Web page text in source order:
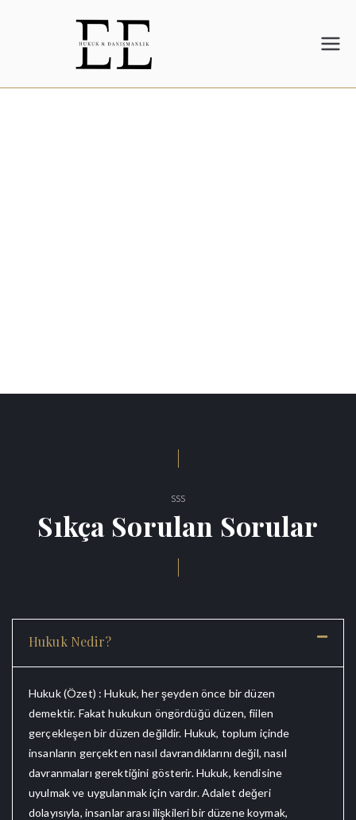
SSS
Sıkça Sorulan Sorular
Hukuk Nedir?
Hukuk (Özet) : Hukuk, her şeyden önce bir düzen
demektir. Fakat hukukun öngördüğü düzen, fiilen
gerçekleşen bir düzen değildir. Hukuk, toplum içinde
insanların gerçekten nasıl davrandıklarını değil, nasıl
davranmaları gerektiğini gösterir.Hukuk, kendisine
uyulmak ve uygulanmak için vardır. Adalet değeri
dolayısıyla, insanlar arası ilişkileri bir düzene koymak,